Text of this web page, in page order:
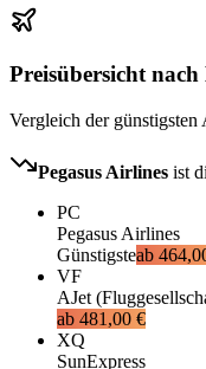
Preisübersicht
Vergleich der
Pegasus Airlines ist
PC
Pegasus Airlines
Günstigsteab
VF
AJet
ab 481,00 €
XQ
SunExpress